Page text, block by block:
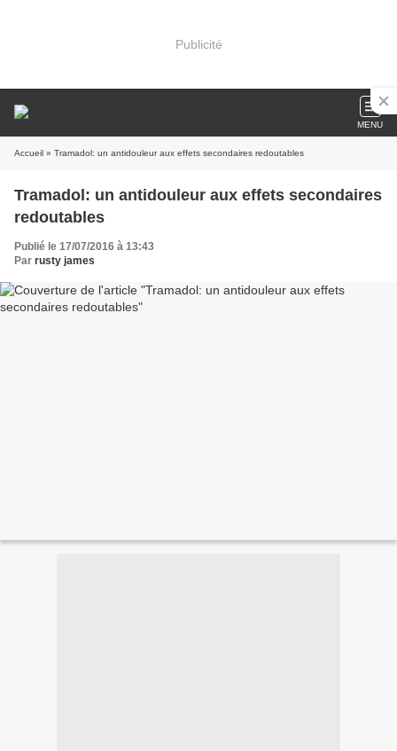
Publicité
MENU
Accueil » Tramadol: un antidouleur aux effets secondaires redoutables
Tramadol: un antidouleur aux effets secondaires
redoutables
Publié le 17/07/2016 à 13:43
Par rusty james